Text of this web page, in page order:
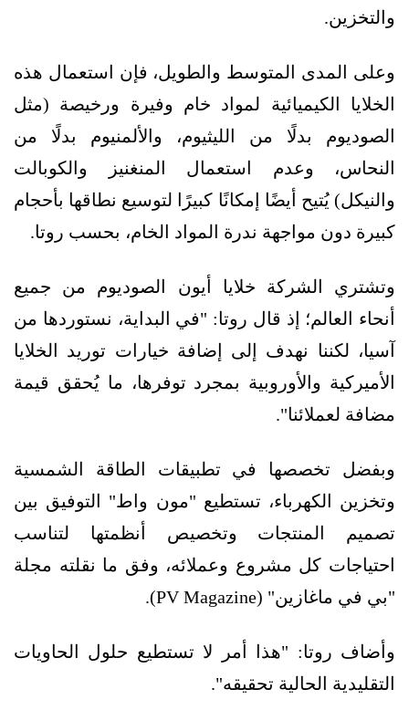
والتخزين.
وعلى المدى المتوسط والطويل، فإن استعمال هذه
الخلايا الكيميائية لمواد خام وفيرة ورخيصة (مثل
الصوديوم بدلًا من الليثيوم، والألمنيوم بدلًا من
النحاس، وعدم استعمال المنغنيز والكوبالت
والنيكل) يُتيح أيضًا إمكانًا كبيرًا لتوسيع نطاقها بأحجام
كبيرة دون مواجهة ندرة المواد الخام، بحسب روتا.
وتشتري الشركة خلايا أيون الصوديوم من جميع
أنحاء العالم؛ إذ قال روتا: "في البداية، نستوردها من
آسيا، لكننا نهدف إلى إضافة خيارات توريد الخلايا
الأميركية والأوروبية بمجرد توفرها، ما يُحقق قيمة
مضافة لعملائنا".
وبفضل تخصصها في تطبيقات الطاقة الشمسية
وتخزين الكهرباء، تستطيع "مون واط" التوفيق بين
تصميم المنتجات وتخصيص أنظمتها لتناسب
احتياجات كل مشروع وعملائه، وفق ما نقلته مجلة
"بي في ماغازين" (PV Magazine).
وأضاف روتا: "هذا أمر لا تستطيع حلول الحاويات
التقليدية الحالية تحقيقه".